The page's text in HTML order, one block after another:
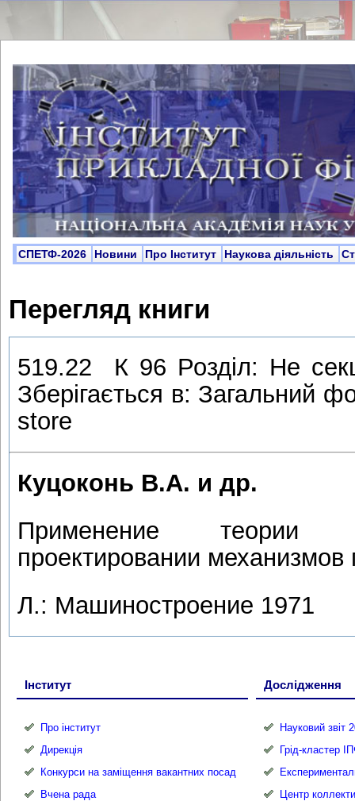
СПЕТФ-2026 Новини Про Інститут Наукова діяльність
Перегляд книги
519.22 К 96 Розділ: Не
Зберігається в: Загальний
store
Куцоконь В.А. и др.
Применение теории
проектировании механизмов
Л.: Машиностроение 1971
Інститут
Про інститут
Дирекція
Конкурси на заміщення вакантних посад
Вчена рада
Дослідження
Науковий звіт
Грід-кластер
Центр